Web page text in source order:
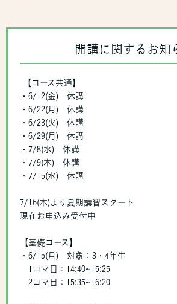
開講に関するお知
【コース共通】
・6/12(金) 休講
・6/22(月) 休講
・6/23(火) 休講
・6/29(月) 休講
・7/8(水) 休講
・7/9(木) 休講
・7/15(水) 休講
7/16(木)より夏期講習スタート
現在お申込み受付中
【基礎コース】
・6/15(月) 対象：3・4年生
1コマ目：14:40~15:25
2コマ目：15:35~16:20